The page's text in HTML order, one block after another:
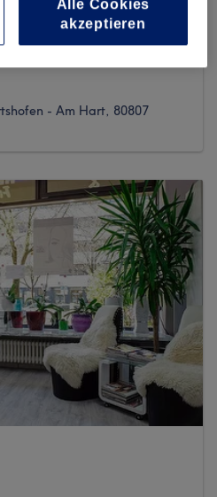
- Am Hart, 80807
Alle Cookies
akzeptieren